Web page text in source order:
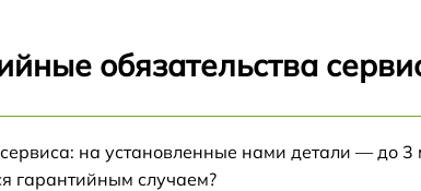
Acer P5327W
обязательства
сервиса: на установленные нами детали — до 3
гарантийным случаем?